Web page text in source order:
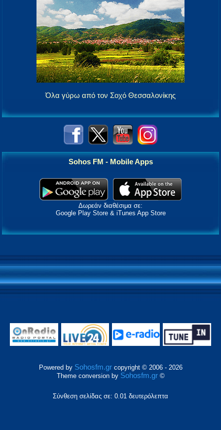
Όλα γύρω από τον Σοχό Θεσσαλονίκης
Sohos FM - Mobile Apps
Δωρεάν διαθέσιμα σε:
Google Play Store & iTunes App Store
Powered by Sohosfm.grcopyright © 2006 - 2026
Theme conversion by Sohosfm.gr©
Σύνθεση σελίδας σε: 0.01 δευτερόλεπτα